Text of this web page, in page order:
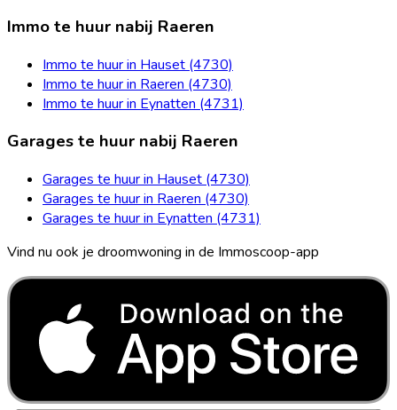
Immo te huur nabij Raeren
Immo te huur in Hauset (4730)
Immo te huur in Raeren (4730)
Immo te huur in Eynatten (4731)
Garages te huur nabij Raeren
Garages te huur in Hauset (4730)
Garages te huur in Raeren (4730)
Garages te huur in Eynatten (4731)
Vind nu ook je droomwoning in de Immoscoop-app